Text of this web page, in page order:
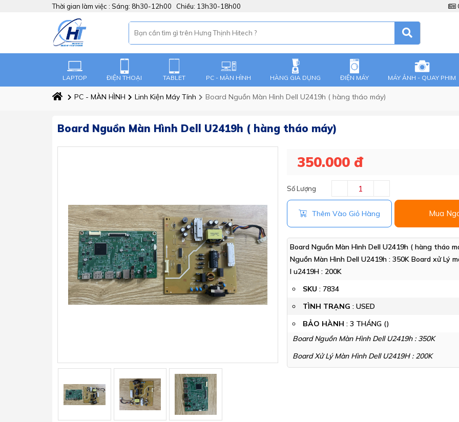
Thời gian làm việc : Sáng: 8h30-12h00 Chiều: 13h30-18h00
LAPTOP ĐIỆN THOẠI TABLET PC - MÀN HÌNH HÀNG GIA DỤNG ĐIỆN MÁY MÁY ẢNH - QUAY PHIM
PC - MÀN HÌNH Linh Kiện Máy Tính Board Nguồn Màn Hình Dell U2419h ( hàng tháo máy)
Board Nguồn Màn Hình Dell U2419h ( hàng tháo máy)
350.000 đ
Số Lượng
Thêm Vào Giỏ Hàng Mua
Board Nguồn Màn Hình Dell U2419h ( hàng tháo
Nguồn Màn Hình Dell U2419h : 350K Board xử Lý
l u2419H : 200K
SKU : 7834
TÌNH TRẠNG : USED
BẢO HÀNH: 3 THÁNG ()
Board Nguồn Màn Hình Dell U2419h : 350K
Board Xử Lý Màn Hình Dell U2419H : 200K